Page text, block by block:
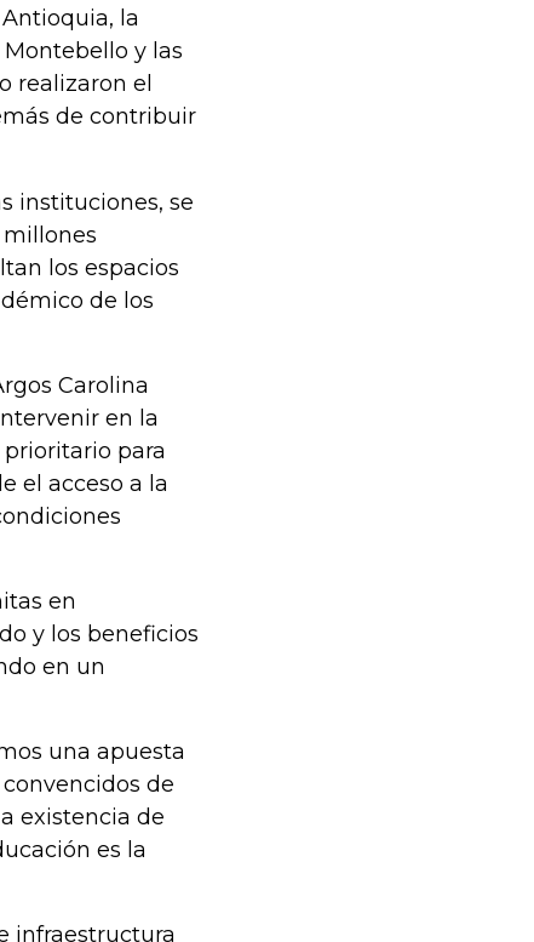
la
y las
realizaron el
de contribuir
instituciones, se
millones
los espacios
de los
Carolina
en la
para
el acceso a la
en
y los beneficios
en un
una apuesta
de
existencia de
es la
infraestructura